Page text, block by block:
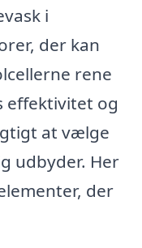
i
der kan
rene
effektivitet og
at vælge
udbyder. Her
der